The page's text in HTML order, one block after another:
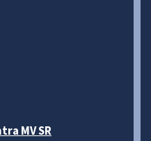
MV SR